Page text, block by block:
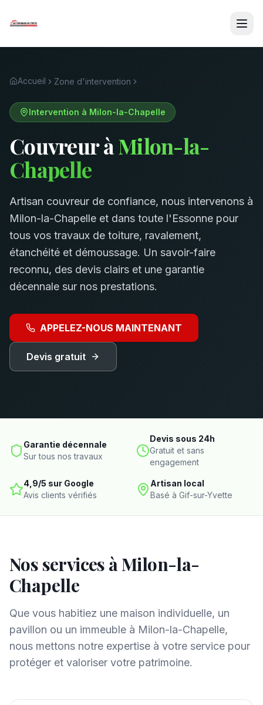
Accueil Zone d'intervention
Intervention à Milon-la-Chapelle
Couvreur àMilon-la-
Chapelle
Artisan couvreur de confiance, nous intervenons à
Milon-la-Chapelle et dans toute l'Essonne pour
tous vos travaux de toiture, ravalement,
étanchéité et démoussage. Un savoir-faire
reconnu, des devis clairs et une garantie
décennale sur nos prestations.
APPELEZ-NOUS MAINTENANT
Devis gratuit
Garantie décennale
Sur tous nos travaux
Devis sous 24h
Gratuit et sans
engagement
4,9/5 sur Google
Avis clients vérifiés
Artisan local
Basé à Gif-sur-Yvette
Nos services àMilon-la-
Chapelle
Que vous habitiez une maison individuelle, un
pavillon ou un immeuble à Milon-la-Chapelle,
nous mettons notre expertise à votre service pour
protéger et valoriser votre patrimoine.